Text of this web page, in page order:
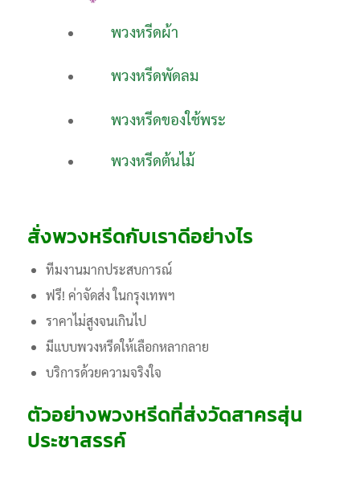
พวงหรีดผ้า
พวงหรีดพัดลม
พวงหรีดของใช้พระ
พวงหรีดต้นไม้
สั่งพวงหรีดกับเราดีอย่างไร
ทีมงานมากประสบการณ์
ฟรี! ค่าจัดส่ง ในกรุงเทพฯ
ราคาไม่สูงจนเกินไป
มีแบบพวงหรีดให้เลือกหลากลาย
บริการด้วยความจริงใจ
ตัวอย่างพวงหรีดที่ส่งวัดสาครสุ่น
ประชาสรรค์